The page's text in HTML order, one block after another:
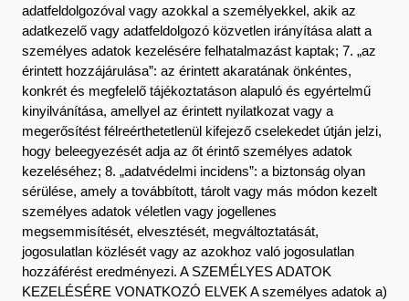
adatfeldolgozóval vagy azokkal a személyekkel, akik az
adatkezelő vagy adatfeldolgozó közvetlen irányítása alatt a
személyes adatok kezelésére felhatalmazást kaptak; 7. „az
érintett hozzájárulása”: az érintett akaratának önkéntes,
konkrét és megfelelő tájékoztatáson alapuló és egyértelmű
kinyilvánítása, amellyel az érintett nyilatkozat vagy a
megerősítést félreérthetetlenül kifejező cselekedet útján jelzi,
hogy beleegyezését adja az őt érintő személyes adatok
kezeléséhez; 8. „adatvédelmi incidens”: a biztonság olyan
sérülése, amely a továbbított, tárolt vagy más módon kezelt
személyes adatok véletlen vagy jogellenes
megsemmisítését, elvesztését, megváltoztatását,
jogosulatlan közlését vagy az azokhoz való jogosulatlan
hozzáférést eredményezi. A SZEMÉLYES ADATOK
KEZELÉSÉRE VONATKOZÓ ELVEK A személyes adatok a)